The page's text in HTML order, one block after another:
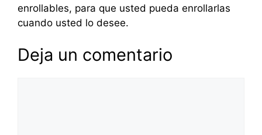
enrollables, para que usted pueda enrollarlas
cuando usted lo desee.
Deja un comentario